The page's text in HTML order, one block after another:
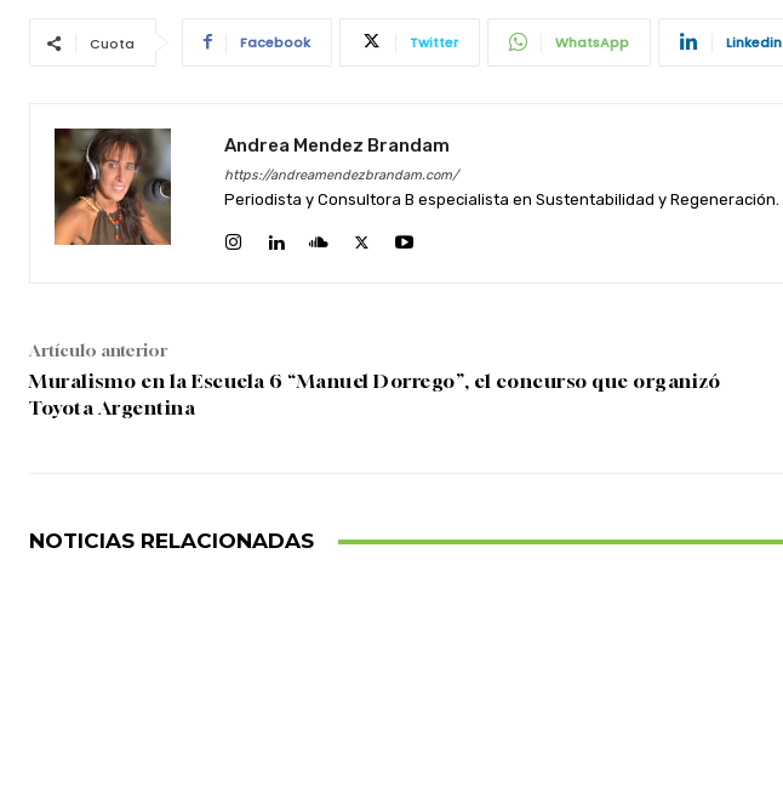
Cuota Facebook Twitter WhatsApp Linkedin
Andrea Mendez Brandam
https://andreamendezbrandam.com/
Periodista y Consultora B especialista en Sustentabilidad y
Artículo anterior
Muralismo en la Escuela 6 “Manuel Dorrego”, el concurso que organizó
Toyota Argentina
NOTICIAS RELACIONADAS